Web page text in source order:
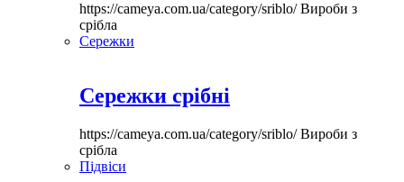
https://cameya.com.ua/category/sriblo/Вироби з
срібла
Сережки
Сережки срібні
https://cameya.com.ua/category/sriblo/Вироби з
срібла
Підвіси